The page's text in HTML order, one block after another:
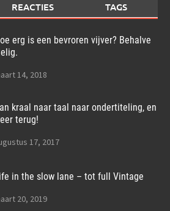
REACTIES TAGS
erg is een bevroren vijver? Behalve
14, 2018
kraal naar taal naar ondertiteling, en
terug!
17, 2017
in the slow lane – tot full Vintage
20, 2019